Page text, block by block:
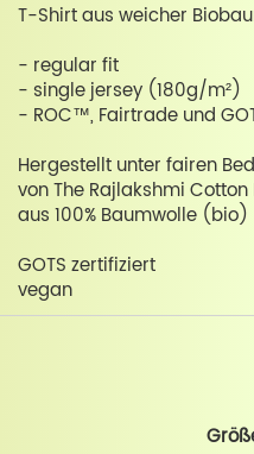
T-Shirt aus weicher
- regular fit
- single jersey (180g/m²)
- ROC™, Fairtrade und
Hergestellt unter fairen
von The Rajlakshmi Cotton
aus 100% Baumwolle (bio)
GOTS zertifiziert
vegan